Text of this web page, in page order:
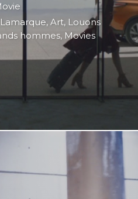
, Art, Louons
hommes, Movies